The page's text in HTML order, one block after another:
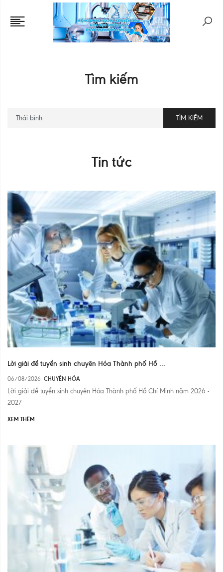
Tìm kiếm
TÌM KIẾM
Tin tức
Lời giải đề tuyển sinh chuyên Hóa Thành phố Hồ ...
06/08/2026 CHUYÊN HÓA
Lời giải đề tuyển sinh chuyên Hóa Thành phố Hồ Chí Minh năm 2026 -
2027
XEM THÊM